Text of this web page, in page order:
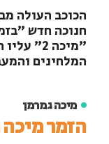
הכוכב העולה
חנוכה חדש
"מיכה
המלחינים
מיכה גמרמן
הזמר